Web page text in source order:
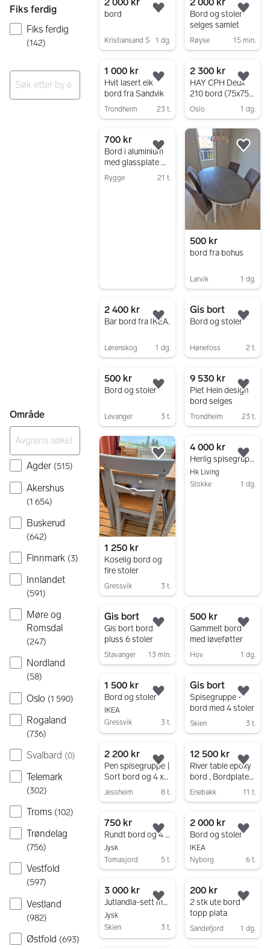
Fiks ferdig
Fiks ferdig
(142)
Område
Agder (515)
Akershus
(1 654)
Buskerud
(642)
Finnmark (3)
Innlandet
(591)
Møre og
Romsdal
(247)
Nordland
(58)
Oslo (1 590)
Rogaland
(736)
Svalbard (0)
Telemark
(302)
Troms (102)
Trøndelag
(756)
Vestfold
(597)
Vestland
(982)
Østfold (693)
2 000 kr
bord
Kristiansand S 1 dg.
Legg til som favoritt.
2 000 kr
Bord og stoler
selges samlet
Røyse 15 min.
1 000 kr
Hvit lasert eik
bord fra Sandvik
Trondheim 23 t.
Legg til som favoritt.
2 300 kr
HAY CPH Deux
210 bord (75x75
cm)
Oslo 1 dg.
700 kr
Bord i aluminium
med glassplate –
150 x 90 cm
Rygge 21 t.
Legg til som favoritt.
500 kr
bord fra bohus
Larvik 1 dg.
2 400 kr
Bar bord fra IKEA.
Lørenskog 1 dg.
Legg til som favoritt.
Gis bort
Bord og stoler
Hønefoss 2 t.
500 kr
Bord og stoler
Levanger 3 t.
Legg til som favoritt.
9 530 kr
Piet Hein design
bord selges
Trondheim 23 t.
1 250 kr
Koselig bord og
fire stoler
Gressvik 3 t.
Legg til som favoritt.
4 000 kr
Herlig spisegruppe kraftig bord
Hk Living
Stokke
1 dg.
Gis bort
Gis bort bord
pluss 6 stoler
Stavanger 13 min.
Legg til som favoritt.
500 kr
Gammelt bord
med løveføtter
Hov 1 dg.
1 500 kr
Bord og stoler
IKEA
Gressvik
3 t.
Legg til som favoritt.
Gå til annonsen
Gis bort
Spisegruppe -
bord med 4 stoler
Skien 3 t.
2 200 kr
Pen spisegruppe |
Sort bord og 4 x
grønne
Jessheim 8 t.
Legg til som favoritt.
12 500 kr
River table epoxy
bord , Bordplate
heltre sofabord i
Enebakk 11 t.
750 kr
Rundt bord og 4 stoler
Jysk
Tomasjord
5 t.
Legg til som favoritt.
2 000 kr
Bord og stoler
IKEA
Nyborg
6 t.
3 000 kr
Jutlandia-sett med bord og 6 flettede stoler
Jysk
Skien
3 t.
Legg til som favoritt.
Gå til annonsen
200 kr
2 stk ute bord
topp plata
Sandefjord 1 dg.